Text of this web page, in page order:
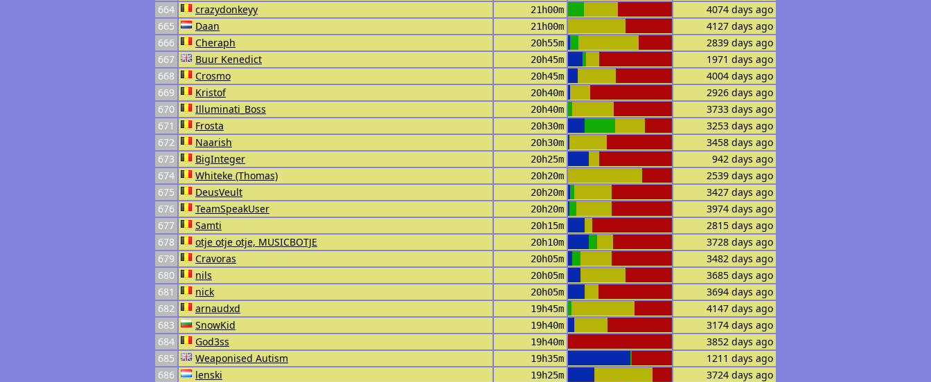
664
crazydonkeyy 21h00m
4074 days ago
665
Daan 21h00m
4127 days ago
666
Cheraph 20h55m
2839 days ago
667
Buur Kenedict 20h45m
1971 days ago
668
Crosmo 20h45m
4004 days ago
669
Kristof 20h40m
2926 days ago
670
Illuminati_Boss 20h40m
3733 days ago
671
Frosta 20h30m
3253 days ago
672
Naarish 20h30m
3458 days ago
673
BigInteger 20h25m
942 days ago
674
Whiteke (Thomas) 20h20m
2539 days ago
675
DeusVeult 20h20m
3427 days ago
676
TeamSpeakUser 20h20m
3974 days ago
677
Samti 20h15m
2815 days ago
678
otje otje otje, MUSICBOTJE 20h10m
3728 days ago
679
Cravoras 20h05m
3482 days ago
680
nils 20h05m
3685 days ago
681
nick 20h05m
3694 days ago
682
arnaudxd 19h45m
4147 days ago
683
SnowKid 19h40m
3174 days ago
684
God3ss 19h40m
3852 days ago
685
Weaponised Autism 19h35m
1211 days ago
686
lenski 19h25m
3724 days ago